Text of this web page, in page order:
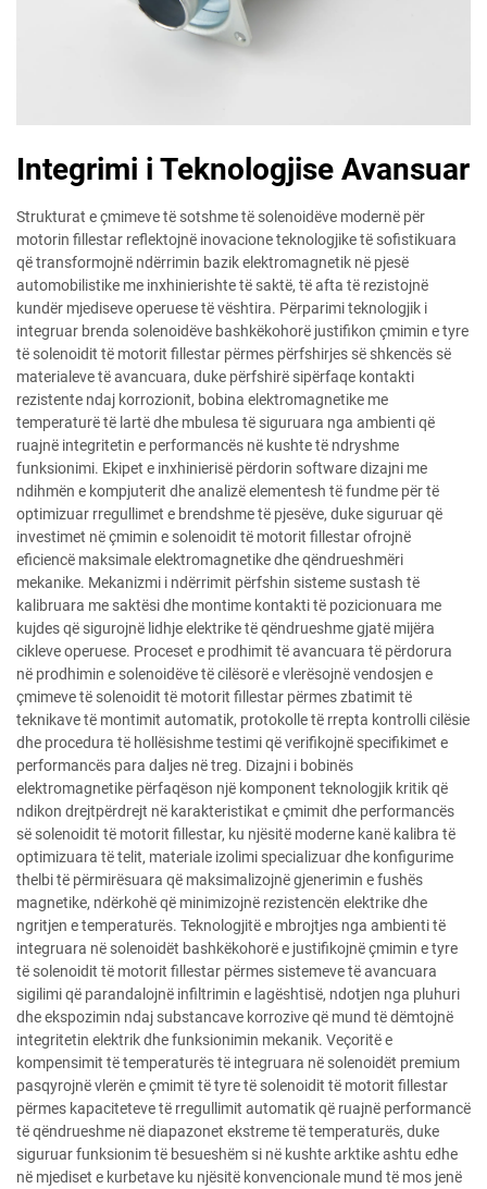
Integrimi i Teknologjise Avansuar
Strukturat e çmimeve të sotshme të solenoidëve modernë për
motorin fillestar reflektojnë inovacione teknologjike të sofistikuara
që transformojnë ndërrimin bazik elektromagnetik në pjesë
automobilistike me inxhinierishte të saktë, të afta të rezistojnë
kundër mjediseve operuese të vështira. Përparimi teknologjik i
integruar brenda solenoidëve bashkëkohorë justifikon çmimin e tyre
të solenoidit të motorit fillestar përmes përfshirjes së shkencës së
materialeve të avancuara, duke përfshirë sipërfaqe kontakti
rezistente ndaj korrozionit, bobina elektromagnetike me
temperaturë të lartë dhe mbulesa të siguruara nga ambienti që
ruajnë integritetin e performancës në kushte të ndryshme
funksionimi. Ekipet e inxhinierisë përdorin software dizajni me
ndihmën e kompjuterit dhe analizë elementesh të fundme për të
optimizuar rregullimet e brendshme të pjesëve, duke siguruar që
investimet në çmimin e solenoidit të motorit fillestar ofrojnë
eficiencë maksimale elektromagnetike dhe qëndrueshmëri
mekanike. Mekanizmi i ndërrimit përfshin sisteme sustash të
kalibruara me saktësi dhe montime kontakti të pozicionuara me
kujdes që sigurojnë lidhje elektrike të qëndrueshme gjatë mijëra
cikleve operuese. Proceset e prodhimit të avancuara të përdorura
në prodhimin e solenoidëve të cilësorë e vlerësojnë vendosjen e
çmimeve të solenoidit të motorit fillestar përmes zbatimit të
teknikave të montimit automatik, protokolle të rrepta kontrolli cilësie
dhe procedura të hollësishme testimi që verifikojnë specifikimet e
performancës para daljes në treg. Dizajni i bobinës
elektromagnetike përfaqëson një komponent teknologjik kritik që
ndikon drejtpërdrejt në karakteristikat e çmimit dhe performancës
së solenoidit të motorit fillestar, ku njësitë moderne kanë kalibra të
optimizuara të telit, materiale izolimi specializuar dhe konfigurime
thelbi të përmirësuara që maksimalizojnë gjenerimin e fushës
magnetike, ndërkohë që minimizojnë rezistencën elektrike dhe
ngritjen e temperaturës. Teknologjitë e mbrojtjes nga ambienti të
integruara në solenoidët bashkëkohorë e justifikojnë çmimin e tyre
të solenoidit të motorit fillestar përmes sistemeve të avancuara
sigilimi që parandalojnë infiltrimin e lagështisë, ndotjen nga pluhuri
dhe ekspozimin ndaj substancave korrozive që mund të dëmtojnë
integritetin elektrik dhe funksionimin mekanik. Veçoritë e
kompensimit të temperaturës të integruara në solenoidët premium
pasqyrojnë vlerën e çmimit të tyre të solenoidit të motorit fillestar
përmes kapaciteteve të rregullimit automatik që ruajnë performancë
të qëndrueshme në diapazonet ekstreme të temperaturës, duke
siguruar funksionim të besueshëm si në kushte arktike ashtu edhe
në mjediset e kurbetave ku njësitë konvencionale mund të mos jenë